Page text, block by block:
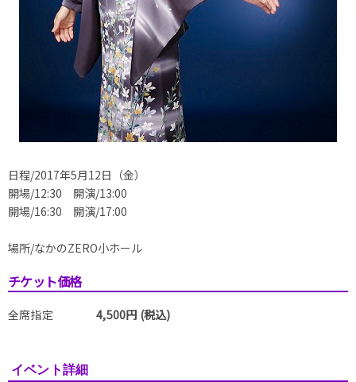
日程/2017年5月12日（金）
開場/12:30 開演/13:00
開場/16:30 開演/17:00
場所/なかのZERO小ホール
チケット価格
全席指定 4,500円 (税込)
イベント詳細